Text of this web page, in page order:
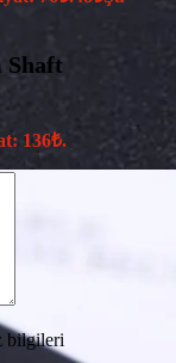
Shaft
136₺.
bilgileri